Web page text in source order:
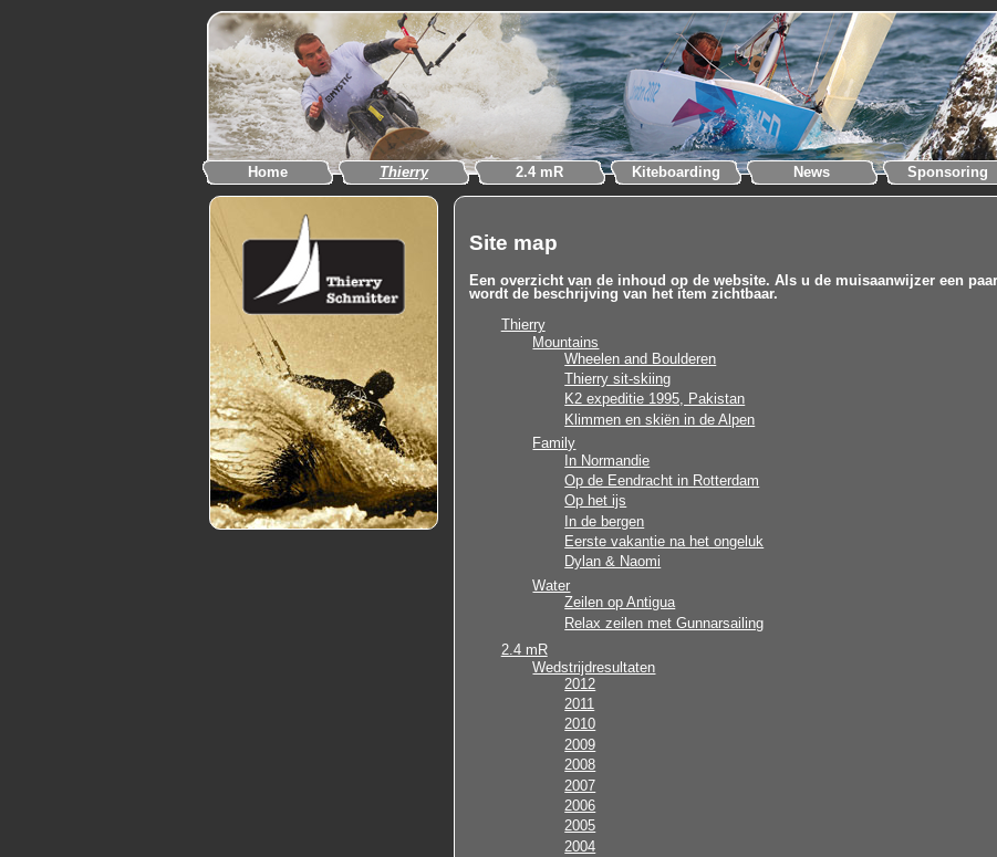
Home Thierry 2.4 mR Kiteboarding News Sponsoring
Site map
Een overzicht van de inhoud op de website. Als u de muisaanwijzer een
wordt de beschrijving van het item zichtbaar.
Thierry
Mountains
Wheelen and Boulderen
Thierry sit-skiing
K2 expeditie 1995, Pakistan
Klimmen en skiën in de Alpen
Family
In Normandie
Op de Eendracht in Rotterdam
Op het ijs
In de bergen
Eerste vakantie na het ongeluk
Dylan & Naomi
Water
Zeilen op Antigua
Relax zeilen met Gunnarsailing
2.4 mR
Wedstrijdresultaten
2012
2011
2010
2009
2008
2007
2006
2005
2004